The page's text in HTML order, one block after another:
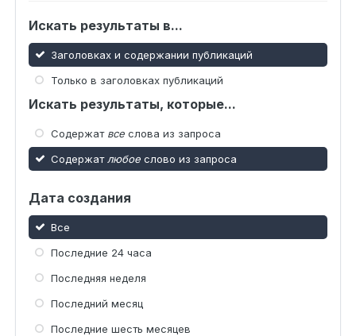
Искать результаты в...
Заголовках и содержании публикаций
Только в заголовках публикаций
Искать результаты, которые...
Содержат все слова из запроса
Содержат любое слово из запроса
Дата создания
Все
Последние 24 часа
Последняя неделя
Последний месяц
Последние шесть месяцев